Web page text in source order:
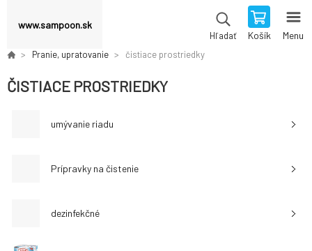
www.sampoon.sk
Hľadať Košík Menu
Pranie, upratovanie čistiace prostriedky
ČISTIACE PROSTRIEDKY
umývanie riadu
Prípravky na čistenie
dezinfekčné